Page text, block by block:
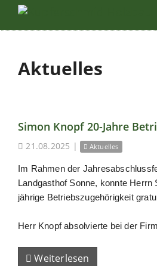
Aktuelles
Simon Knopf 20-Jahre
21.08.2025 | Aktuelles
Im Rahmen der
Landgasthof Sonne, konnte Herrn
jährige Betriebszugehörigkeit
Herr Knopf absolvierte bei der
Weiterlesen